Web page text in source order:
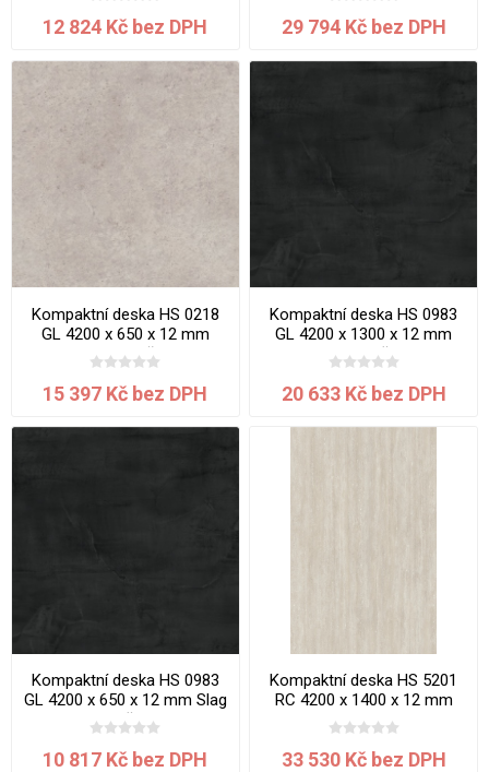
12 824 Kč bez DPH 29 794 Kč bez DPH
Kompaktní deska HS 0218
GL 4200 x 650 x 12 mm
Gobi jádro šedé
15 397 Kč bez DPH
Kompaktní deska HS 0983
GL 4200 x 1300 x 12 mm
Slag jádro černé
20 633 Kč bez DPH
Kompaktní deska HS 0983
GL 4200 x 650 x 12 mm Slag
jádro černé
10 817 Kč bez DPH
Kompaktní deska HS 5201
RC 4200 x 1400 x 12 mm
jádro krémové Travertin
Tivoli
33 530 Kč bez DPH